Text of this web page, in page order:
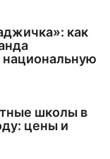
как
школы в
цены и